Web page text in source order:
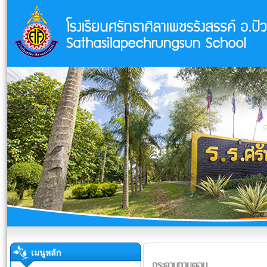
เมนูหลัก